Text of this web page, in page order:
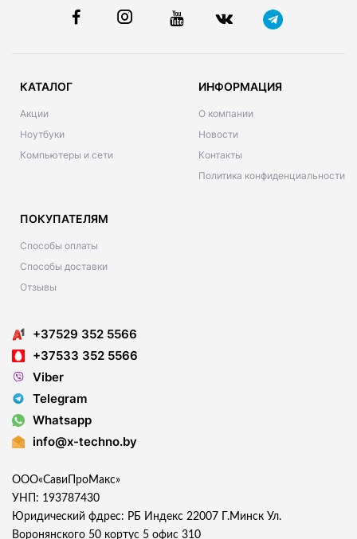
КАТАЛОГ
Акции
Ноутбуки
Компьютеры и сети
ИНФОРМАЦИЯ
О компании
Новости
Контакты
Политика конфиденциальности
ПОКУПАТЕЛЯМ
Способы оплаты
Способы доставки
Отзывы
+37529 352 5566
+37533 352 5566
Viber
Telegram
Whatsapp
info@x-techno.by
ООО«СавиПроМакс»
УНП: 193787430
Юридический фдрес: РБ Индекс 22007 Г.Минск Ул.
Воронянского 50 кортус 5 офис 310